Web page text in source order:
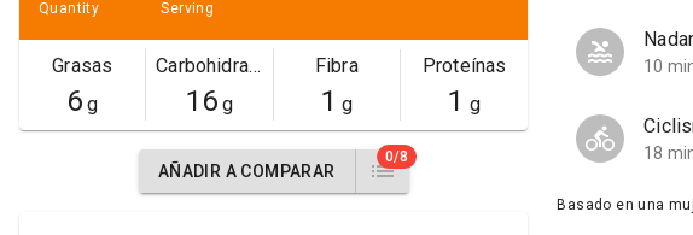
Quantity Serving
Grasas
6 g
Carbohidratos
16g
Fibra
1 g
Proteínas
1 g
AÑADIR A COMPARAR
0/8
10
18
Basado en una